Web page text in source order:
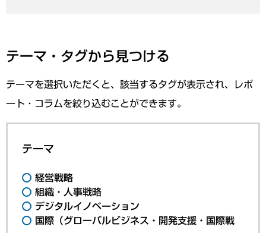
テーマ・タグから見つける
テーマを選択いただくと、該当するタグが表示され、レポ
ート・コラムを絞り込むことができます。
テーマ
経営戦略
組織・人事戦略
デジタルイノベーション
国際（グローバルビジネス・開発支援・国際戦